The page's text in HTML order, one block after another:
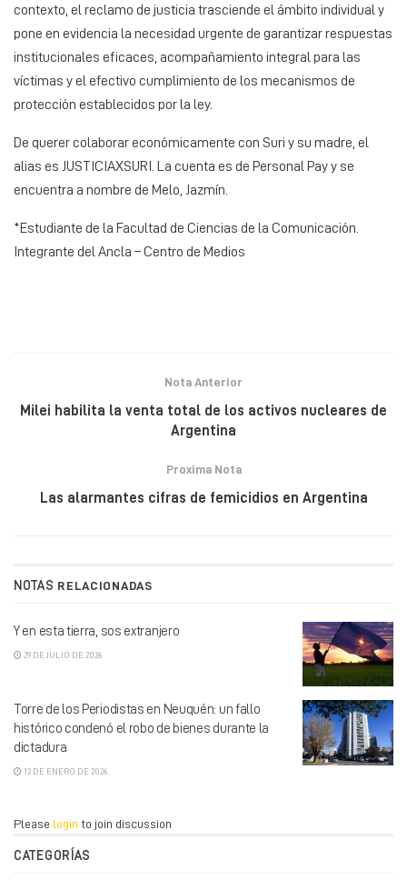
contexto, el reclamo de justicia trasciende el ámbito individual y
pone en evidencia la necesidad urgente de garantizar respuestas
institucionales eficaces, acompañamiento integral para las
víctimas y el efectivo cumplimiento de los mecanismos de
protección establecidos por la ley.
De querer colaborar económicamente con Suri y su madre, el
alias es JUSTICIAXSURI. La cuenta es de Personal Pay y se
encuentra a nombre de Melo, Jazmín.
*Estudiante de la Facultad de Ciencias de la Comunicación.
Integrante del Ancla – Centro de Medios
Nota Anterior
Milei habilita la venta total de los activos nucleares de
Argentina
Proxima Nota
Las alarmantes cifras de femicidios en Argentina
NOTAS RELACIONADAS
Y en esta tierra, sos extranjero
29 DE JULIO DE 2026
Torre de los Periodistas en Neuquén: un fallo
histórico condenó el robo de bienes durante la
dictadura
12 DE ENERO DE 2026
Please login to join discussion
CATEGORÍAS